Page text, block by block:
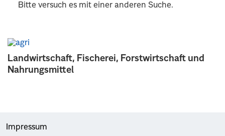
Landwirtschaft, Fischerei, Forstwirtschaft und
Nahrungsmittel
Bitte versuch es mit einer anderen Suche.
Impressum